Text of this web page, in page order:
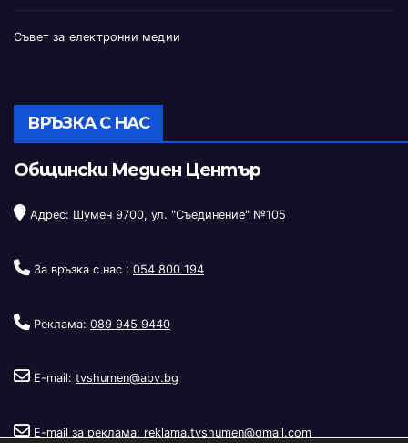
Съвет за електронни медии
ВРЪЗКА С НАС
Общински Медиен Център
Адрес: Шумен 9700, ул. "Съединение" №105
За връзка с нас : 054 800 194
Реклама: 089 945 9440
E-mail: tvshumen@abv.bg
E-mail за реклама: reklama.tvshumen@gmail.com